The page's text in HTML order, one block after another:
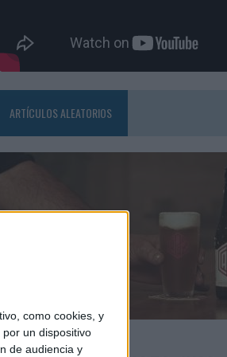
como cookies, y
un dispositivo
de audiencia y
ARTÍCULOS ALEATORIOS
08/2026